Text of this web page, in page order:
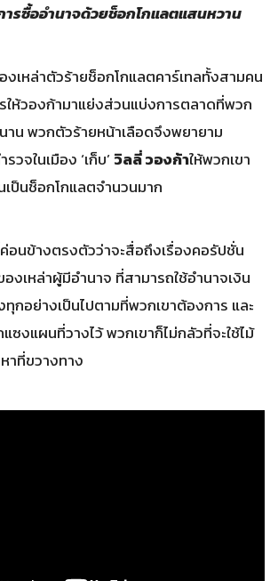
การซื้ออำนาจด้วยช็อกโกแลตแสนหวาน
งเหล่าตัวร้ายช็อกโกแลตคาร์เทลทั้งสามคน
ให้วองก้ามาแย่งส่วนแบ่งการตลาดที่พวก
าน พวกตัวร้ายหน้าเลือดจึงพยายาม
วจในเมือง ‘เก็บ’ วิลลี่ วองก้าให้พวกเขา
ป็นช็อกโกแลตจำนวนมาก
อนข้างตรงตัวว่าจะสื่อถึงเรื่องคอรัปชั่น
งเหล่าผู้มีอำนาจ ที่สามารถใช้อำนาจเงิน
ทุกอย่างเป็นไปตามที่พวกเขาต้องการ และ
ซงแผนที่วางไว้ พวกเขาก็ไม่กลัวที่จะใช้ไม้
ที่ขวางทาง